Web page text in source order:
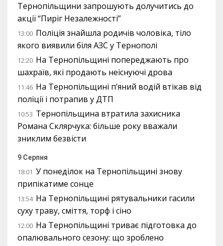
Тернопільщини запрошують долучитись до
акції “Пиріг Незалежності”
13:00 Поліція знайшла родичів чоловіка, тіло
якого виявили біля АЗС у Тернополі
12:20 На Тернопільщині попереджають про
шахраїв, які продають неіснуючі дрова
11:46 На Тернопільщині п’яний водій втікав від
поліції і потрапив у ДТП
10:53 Тернопільщина втратила захисника
Романа Склярчука: більше року вважали
зниклим безвісти
9 Серпня
18:01 У понеділок на Тернопільщині знову
припікатиме сонце
13:54 На Тернопільщині рятувальники гасили
суху траву, сміття, торф і сіно
12:00 На Тернопільщині триває підготовка до
опалювального сезону: що зроблено